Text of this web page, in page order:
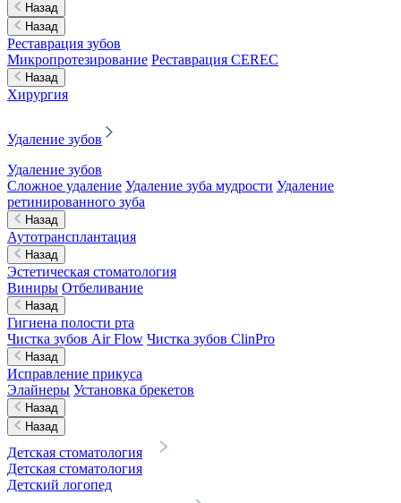
Назад
Назад
Реставрация зубов
Микропротезирование Реставрация CEREC
Назад
Хирургия
Удаление зубов
Удаление зубов
Сложное удаление Удаление зуба мудрости Удаление
ретинированного зуба
Назад
Аутотрансплантация
Назад
Эстетическая стоматология
Виниры Отбеливание
Назад
Гигиена полости рта
Чистка зубов Air Flow Чистка зубов ClinPro
Назад
Исправление прикуса
Элайнеры Установка брекетов
Назад
Назад
Детская стоматология
Детская стоматология
Детский логопед